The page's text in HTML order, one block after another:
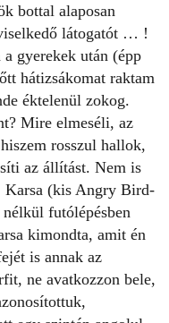
bottal alaposan
látogatót … !
gyerekek után (épp
hátizsákomat raktam
éktelenül zokog.
Mire elmeséli, az
rosszul hallok,
az állítást. Nem is
Karsa (kis Angry Bird-
futólépésben
kimondta, amit én
is annak az
ne avatkozzon bele,